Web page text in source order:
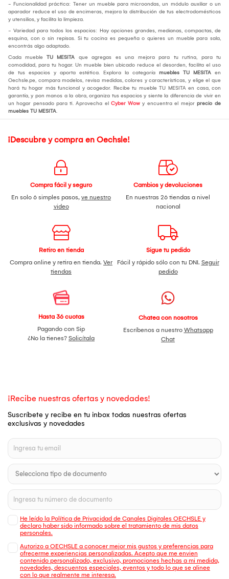
- Funcionalidad práctica: Tener un mueble para microondas, un módulo auxiliar o un
aparador reduce el uso de encimeras, mejora la distribución de tus electrodomésticos
y utensilios, y facilita la limpieza.
- Variedad para todos los espacios: Hay opciones grandes, medianas, compactas, de
esquina, con o sin repisas. Si tu cocina es pequeña o quieres un mueble para sala,
encontrás algo adaptado.
Cada mueble TU MESITA que agregas es una mejora para tu rutina, para tu
comodidad, para tu hogar. Un mueble bien ubicado reduce el desorden, facilita el uso
de tus espacios y aporta estética. Explora la categoría muebles TU MESITA en
Oechsle.pe, compara modelos, revisa medidas, colores y características, y elige el que
hará tu hogar más funcional y acogedor. Recibe tu mueble TU MESITA en casa, con
garantía, y pon manos a la obra, organiza tus espacios y siente la diferencia de vivir en
un hogar pensado para ti. Aprovecha el Cyber Wow y encuentra el mejor precio de
muebles TU MESITA.
¡Descubre y compra en Oechsle!
Compra fácil y seguro
En solo 6 simples pasos, ve nuestro
video
Cambios y devoluciones
En nuestras 26 tiendas a nivel
nacional
Retiro en tienda
Compra online y retira en tienda. Ver
tiendas
Sigue tu pedido
Fácil y rápido sólo con tu DNI. Seguir
pedido
Hasta 36 cuotas
Pagando con Sip
¿No la tienes? Solicítala
Chatea con nosotros
Escríbenos a nuestro Whatsapp
Chat
¡Recibe nuestras ofertas y novedades!
Suscríbete y recibe en tu inbox todas nuestras ofertas
exclusivas y novedades
He leído la Política de Privacidad de Canales Digitales OECHSLE y
declaro haber sido informado sobre el tratamiento de mis datos
personales.
Autorizo a OECHSLE a conocer mejor mis gustos y preferencias para
ofrecerme experiencias personalizadas. Acepto que me envien
contenido personalizado, exclusivo, promociones hechas a mi medida,
novedades, descuentos especiales, eventos y todo lo que se alinee
con lo que realmente me interesa.